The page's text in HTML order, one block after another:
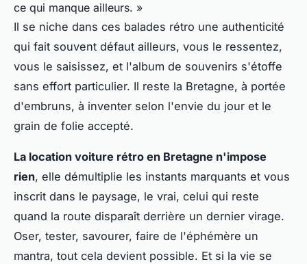
ce qui manque ailleurs. »
Il se niche dans ces balades rétro une authenticité
qui fait souvent défaut ailleurs, vous le ressentez,
vous le saisissez, et l'album de souvenirs s'étoffe
sans effort particulier. Il reste la Bretagne, à portée
d'embruns, à inventer selon l'envie du jour et le
grain de folie accepté.
La location voiture rétro en Bretagne n'impose
rien, elle démultiplie les instants marquants et vous
inscrit dans le paysage, le vrai, celui qui reste
quand la route disparaît derrière un dernier virage.
Oser, tester, savourer, faire de l'éphémère un
mantra, tout cela devient possible. Et si la vie se